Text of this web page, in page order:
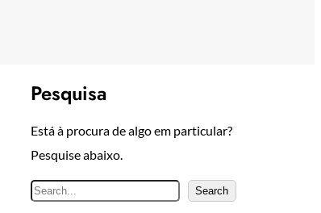
Pesquisa
Está à procura de algo em particular?
Pesquise abaixo.
P
Search